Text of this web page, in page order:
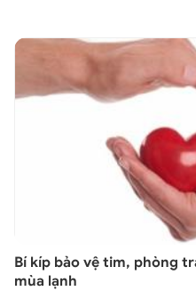
Bí kíp bảo vệ tim, phòng
mùa lạnh